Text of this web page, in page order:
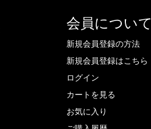
会員について
新規会員登録の方法
新規会員登録はこちら
ログイン
カートを見る
お気に入り